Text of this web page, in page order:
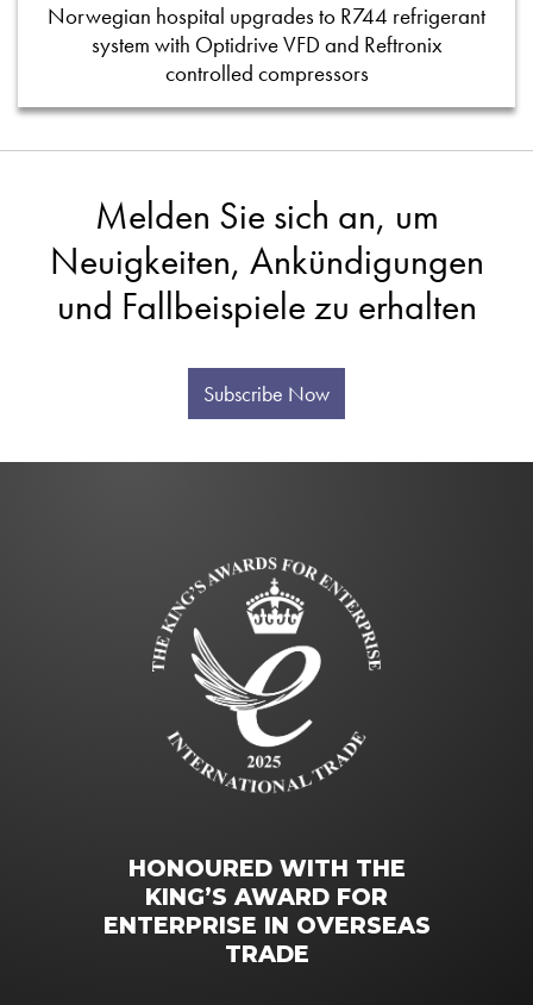
Norwegian hospital upgrades to R744 refrigerant
system with Optidrive VFD and Reftronix
controlled compressors
Melden Sie sich an, um
Neuigkeiten, Ankündigungen
und Fallbeispiele zu erhalten
Subscribe Now
HONOURED WITH THE
KING’S AWARD FOR
ENTERPRISE IN OVERSEAS
TRADE